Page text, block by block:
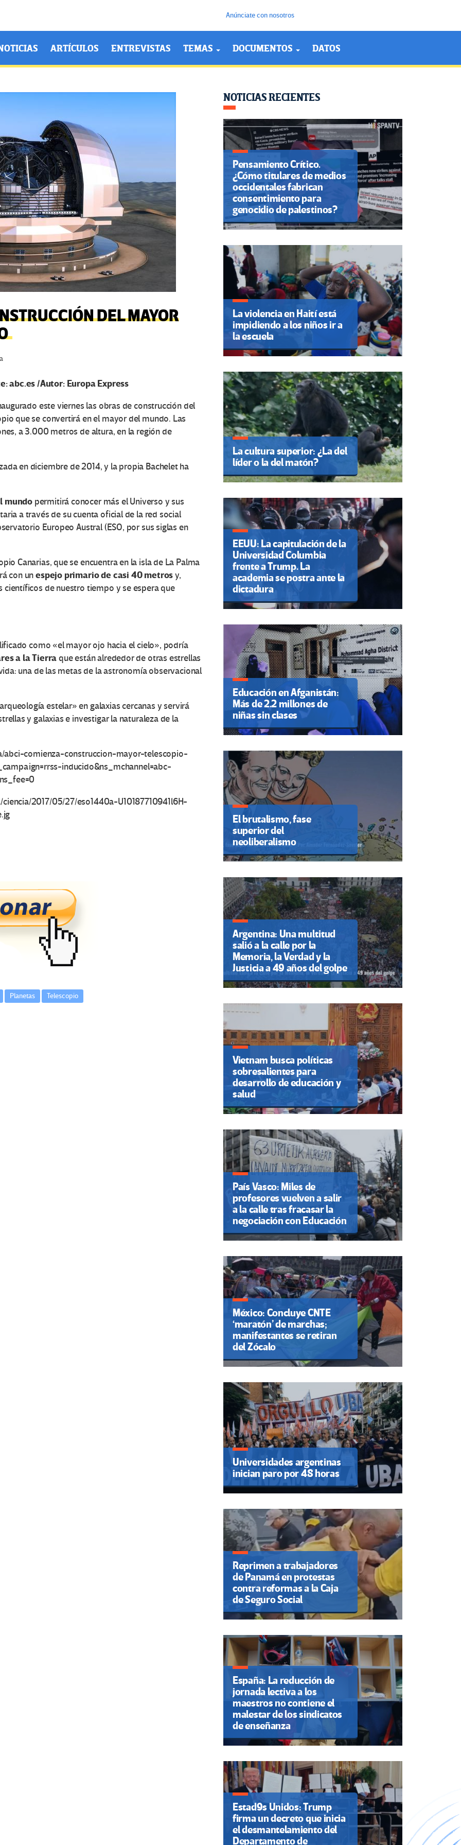
Anúnciate con nosotros
ARTÍCULOS ENTREVISTAS TEMAS DOCUMENTOS DATOS
DEL MAYOR
abc.es /Autor: Europa Express
este viernes las obras de construcción del
que se convertirá en el mayor del mundo. Las
a 3.000 metros de altura, en la región de
en diciembre de 2014, y la propia Bachelet ha
mundo permitirá conocer más el Universo y sus
a través de su cuenta oficial de la red social
Europeo Austral (ESO, por sus siglas en
Canarias, que se encuentra en la isla de La Palma
con unespejo primario de casi 40 metrosy,
científicos de nuestro tiempo y se espera que
como «el mayor ojo hacia el cielo», podría
a la Tierraque están alrededor de otras estrellas
una de las metas de la astronomía observacional
estelar» en galaxias cercanas y servirá
y galaxias e investigar la naturaleza de la
abci-comienza-construccion-mayor-telescopio-
inducido&ns_mchannel=abc-
2017/05/27/eso1440a-U10187710941l6H-
Planetas Telescopio
NOTICIAS RECIENTES
Pensamiento Crítico.
¿Cómo titulares de medios
occidentales fabrican
consentimiento para
genocidio de palestinos?
La violencia en Haití está
impidiendo a los niños ir a
la escuela
La cultura superior: ¿La del
líder o la del matón?
EEUU: La capitulación de la
Universidad Columbia
frente a Trump. La
academia se postra ante la
dictadura
Educación en Afganistán:
Más de 2.2 millones de
niñas sin clases
El brutalismo, fase
superior del
neoliberalismo
Argentina: Una multitud
salió a la calle por la
Memoria, la Verdad y la
Justicia a 49 años del golpe
Vietnam busca políticas
sobresalientes para
desarrollo de educación y
salud
País Vasco: Miles de
profesores vuelven a salir
a la calle tras fracasar la
negociación con Educación
México: Concluye CNTE
‘maratón’ de marchas;
manifestantes se retiran
del Zócalo
Universidades argentinas
inician paro por 48 horas
Reprimen a trabajadores
de Panamá en protestas
contra reformas a la Caja
de Seguro Social
España: La reducción de
jornada lectiva a los
maestros no contiene el
malestar de los sindicatos
de enseñanza
Estad9s Unidos: Trump
firma un decreto que inicia
el desmantelamiento del
Departamento de